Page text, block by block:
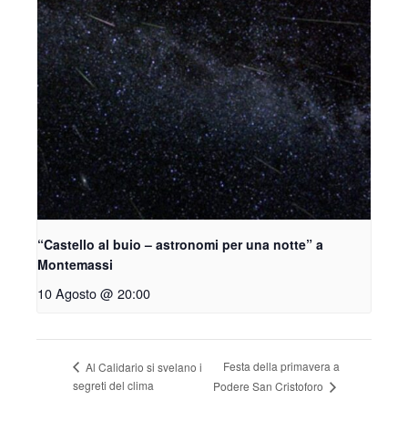
“Castello al buio – astronomi per una notte” a
Montemassi
10 Agosto @ 20:00
Al Calidario si svelano i
segreti del clima
Festa della primavera a
Podere San Cristoforo